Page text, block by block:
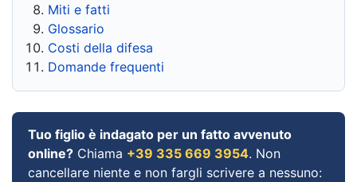
Miti e fatti
Glossario
Costi della difesa
Domande frequenti
Tuo figlio è indagato per un fatto avvenuto
online? Chiama +39 335 669 3954. Non
cancellare niente e non fargli scrivere a nessuno: